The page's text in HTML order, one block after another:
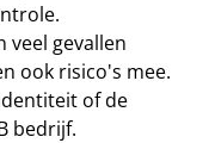
veel gevallen
ook risico's mee.
of de
bedrijf.